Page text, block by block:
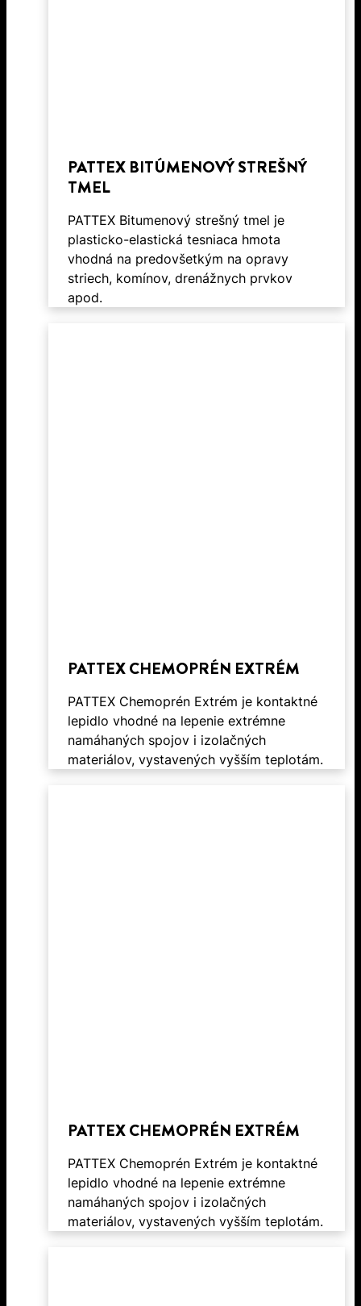
PATTEX BITÚMENOVÝ STREŠNÝ
TMEL
PATTEX Bitumenový strešný tmel je
plasticko-elastická tesniaca hmota
vhodná na predovšetkým na opravy
striech, komínov, drenážnych prvkov
apod.
PATTEX CHEMOPRÉN EXTRÉM
PATTEX Chemoprén Extrém je kontaktné
lepidlo vhodné na lepenie extrémne
namáhaných spojov i izolačných
materiálov, vystavených vyšším teplotám.
PATTEX CHEMOPRÉN EXTRÉM
PATTEX Chemoprén Extrém je kontaktné
lepidlo vhodné na lepenie extrémne
namáhaných spojov i izolačných
materiálov, vystavených vyšším teplotám.